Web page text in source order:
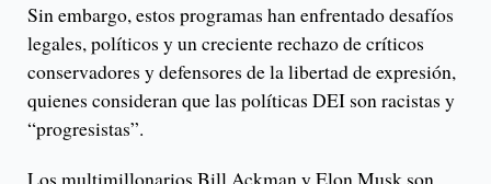
Sin embargo, estos programas han enfrentado desafíos
legales, políticos y un creciente rechazo de críticos
conservadores y defensores de la libertad de expresión,
quienes consideran que las políticas DEI son racistas y
“progresistas”.